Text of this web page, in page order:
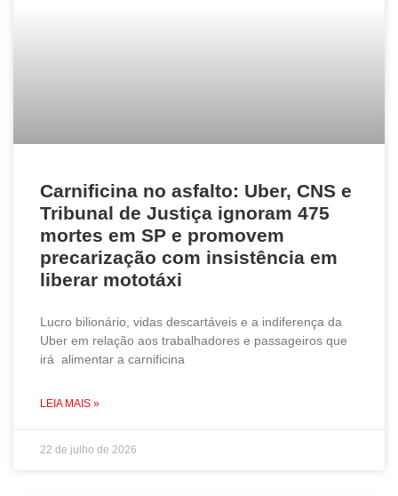
Carnificina no asfalto: Uber, CNS e
Tribunal de Justiça ignoram 475
mortes em SP e promovem
precarização com insistência em
liberar mototáxi
Lucro bilionário, vidas descartáveis e a indiferença da
Uber em relação aos trabalhadores e passageiros que
irá alimentar a carnificina
LEIA MAIS »
22 de julho de 2026